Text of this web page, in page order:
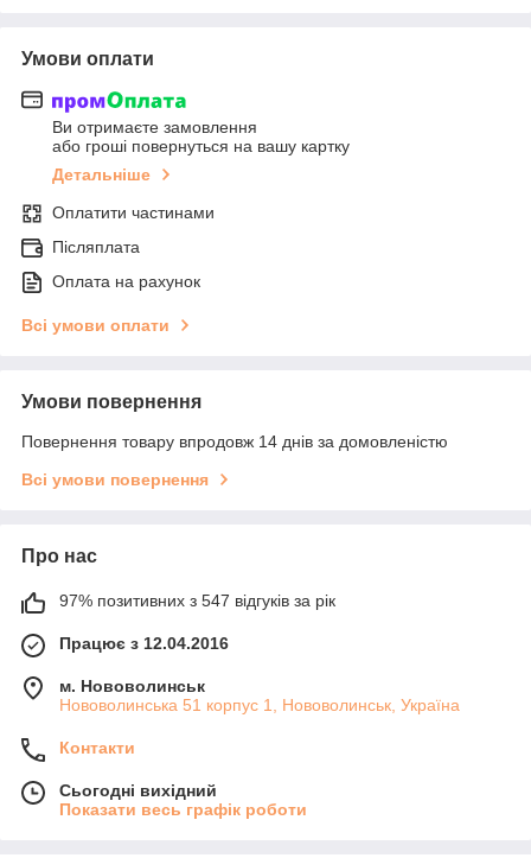
Умови оплати
Ви отримаєте замовлення
або гроші повернуться на вашу картку
Детальніше
Оплатити частинами
Післяплата
Оплата на рахунок
Всі умови оплати
Умови повернення
Повернення товару впродовж 14 днів за домовленістю
Всі умови повернення
Про нас
97% позитивних з 547 відгуків за рік
Працює з 12.04.2016
м. Нововолинськ
Нововолинська 51 корпус 1, Нововолинськ, Україна
Контакти
Сьогодні вихідний
Показати весь графік роботи